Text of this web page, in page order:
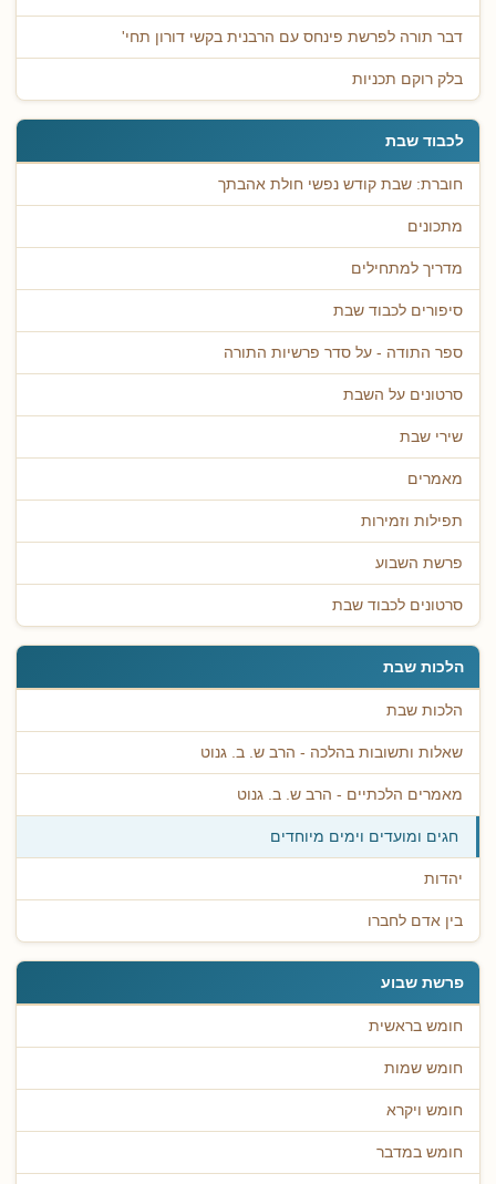
דבר תורה לפרשת פינחס עם הרבנית בקשי דורון תחי'
בלק רוקם תכניות
לכבוד שבת
חוברת: שבת קודש נפשי חולת אהבתך
מתכונים
מדריך למתחילים
סיפורים לכבוד שבת
ספר התודה - על סדר פרשיות התורה
סרטונים על השבת
שירי שבת
מאמרים
תפילות וזמירות
פרשת השבוע
סרטונים לכבוד שבת
הלכות שבת
הלכות שבת
שאלות ותשובות בהלכה - הרב ש. ב. גנוט
מאמרים הלכתיים - הרב ש. ב. גנוט
חגים ומועדים וימים מיוחדים
יהדות
בין אדם לחברו
פרשת שבוע
חומש בראשית
חומש שמות
חומש ויקרא
חומש במדבר